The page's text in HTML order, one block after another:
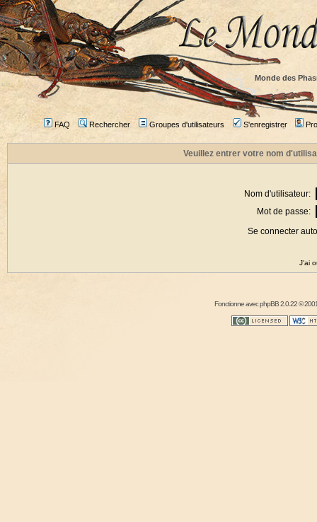
Monde des
FAQ Rechercher Groupes d'utilisateurs S'enregistrer
Veuillez entrer votre nom
Nom d'utilisateur:
Mot de passe:
Se connecter
J'ai
Fonctionne avecphpBB2.0.22 ©